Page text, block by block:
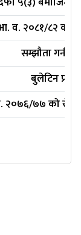
व. २०८१/८२ को
सम्झौता गर्न
बुलेटिन
७७ को